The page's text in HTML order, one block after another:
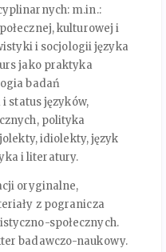
m.in.:
kulturowej i
i socjologii języka
jako praktyka
badań
status języków,
polityka
idiolekty, język
i literatury.
oryginalne,
z pogranicza
społecznych.
badawczo-naukowy.